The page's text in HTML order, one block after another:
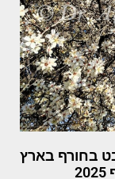
בחורף בארץ